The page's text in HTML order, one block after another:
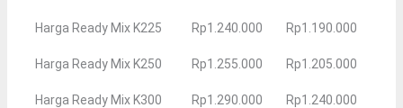
Harga Ready Mix K225 Rp1.240.000 Rp1.190.000
Harga Ready Mix K250 Rp1.255.000 Rp1.205.000
Harga Ready Mix K300 Rp1.290.000 Rp1.240.000